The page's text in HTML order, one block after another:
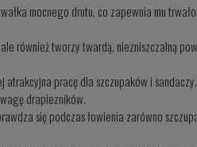
mocnego drutu, co zapewnia mu
również tworzy twardą, niezniszczalną
pracę dla szczupaków i
drapiezników.
się podczas łowienia zarówno